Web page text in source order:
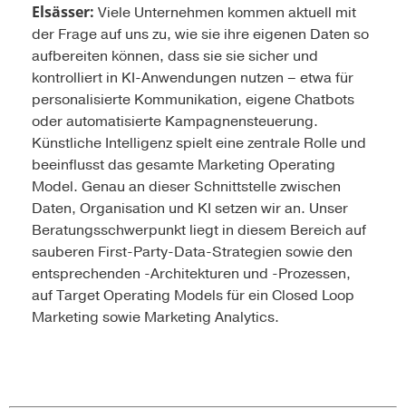
Elsässer: Viele Unternehmen kommen aktuell mit
der Frage auf uns zu, wie sie ihre eigenen Daten so
aufbereiten können, dass sie sie sicher und
kontrolliert in KI-Anwendungen nutzen – etwa für
personalisierte Kommunikation, eigene Chatbots
oder automatisierte Kampagnensteuerung.
Künstliche Intelligenz spielt eine zentrale Rolle und
beeinflusst das gesamte Marketing Operating
Model. Genau an dieser Schnittstelle zwischen
Daten, Organisation und KI setzen wir an. Unser
Beratungsschwerpunkt liegt in diesem Bereich auf
sauberen First-Party-Data-Strategien sowie den
entsprechenden -Architekturen und -Prozessen,
auf Target Operating Models für ein Closed Loop
Marketing sowie Marketing Analytics.